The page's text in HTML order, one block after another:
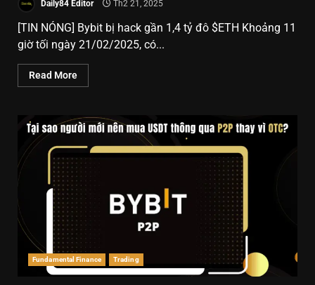
Daily84 Editor Th2 21, 2025
[TIN NÓNG] Bybit bị hack gần 1,4 tỷ đô $ETH Khoảng 11
giờ tối ngày 21/02/2025, có...
Read More
Fundamental Finance Trading